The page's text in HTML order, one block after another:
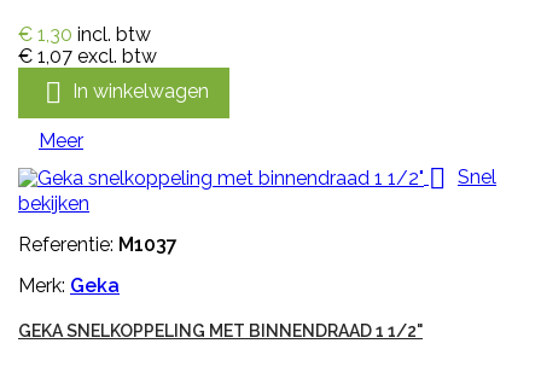
€ 1,30 incl. btw
€ 1,07 excl. btw
 In winkelwagen
Meer
 Snel
bekijken
Referentie: M1037
Merk: Geka
GEKA SNELKOPPELING MET BINNENDRAAD 1 1/2"